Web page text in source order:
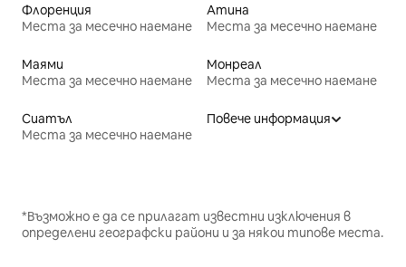
Флоренция
Места за месечно наемане
Атина
Места за месечно наемане
Маями
Места за месечно наемане
Монреал
Места за месечно наемане
Сиатъл
Места за месечно наемане
Повече информация
*Възможно е да се прилагат известни изключения в
определени географски райони и за някои типове места.